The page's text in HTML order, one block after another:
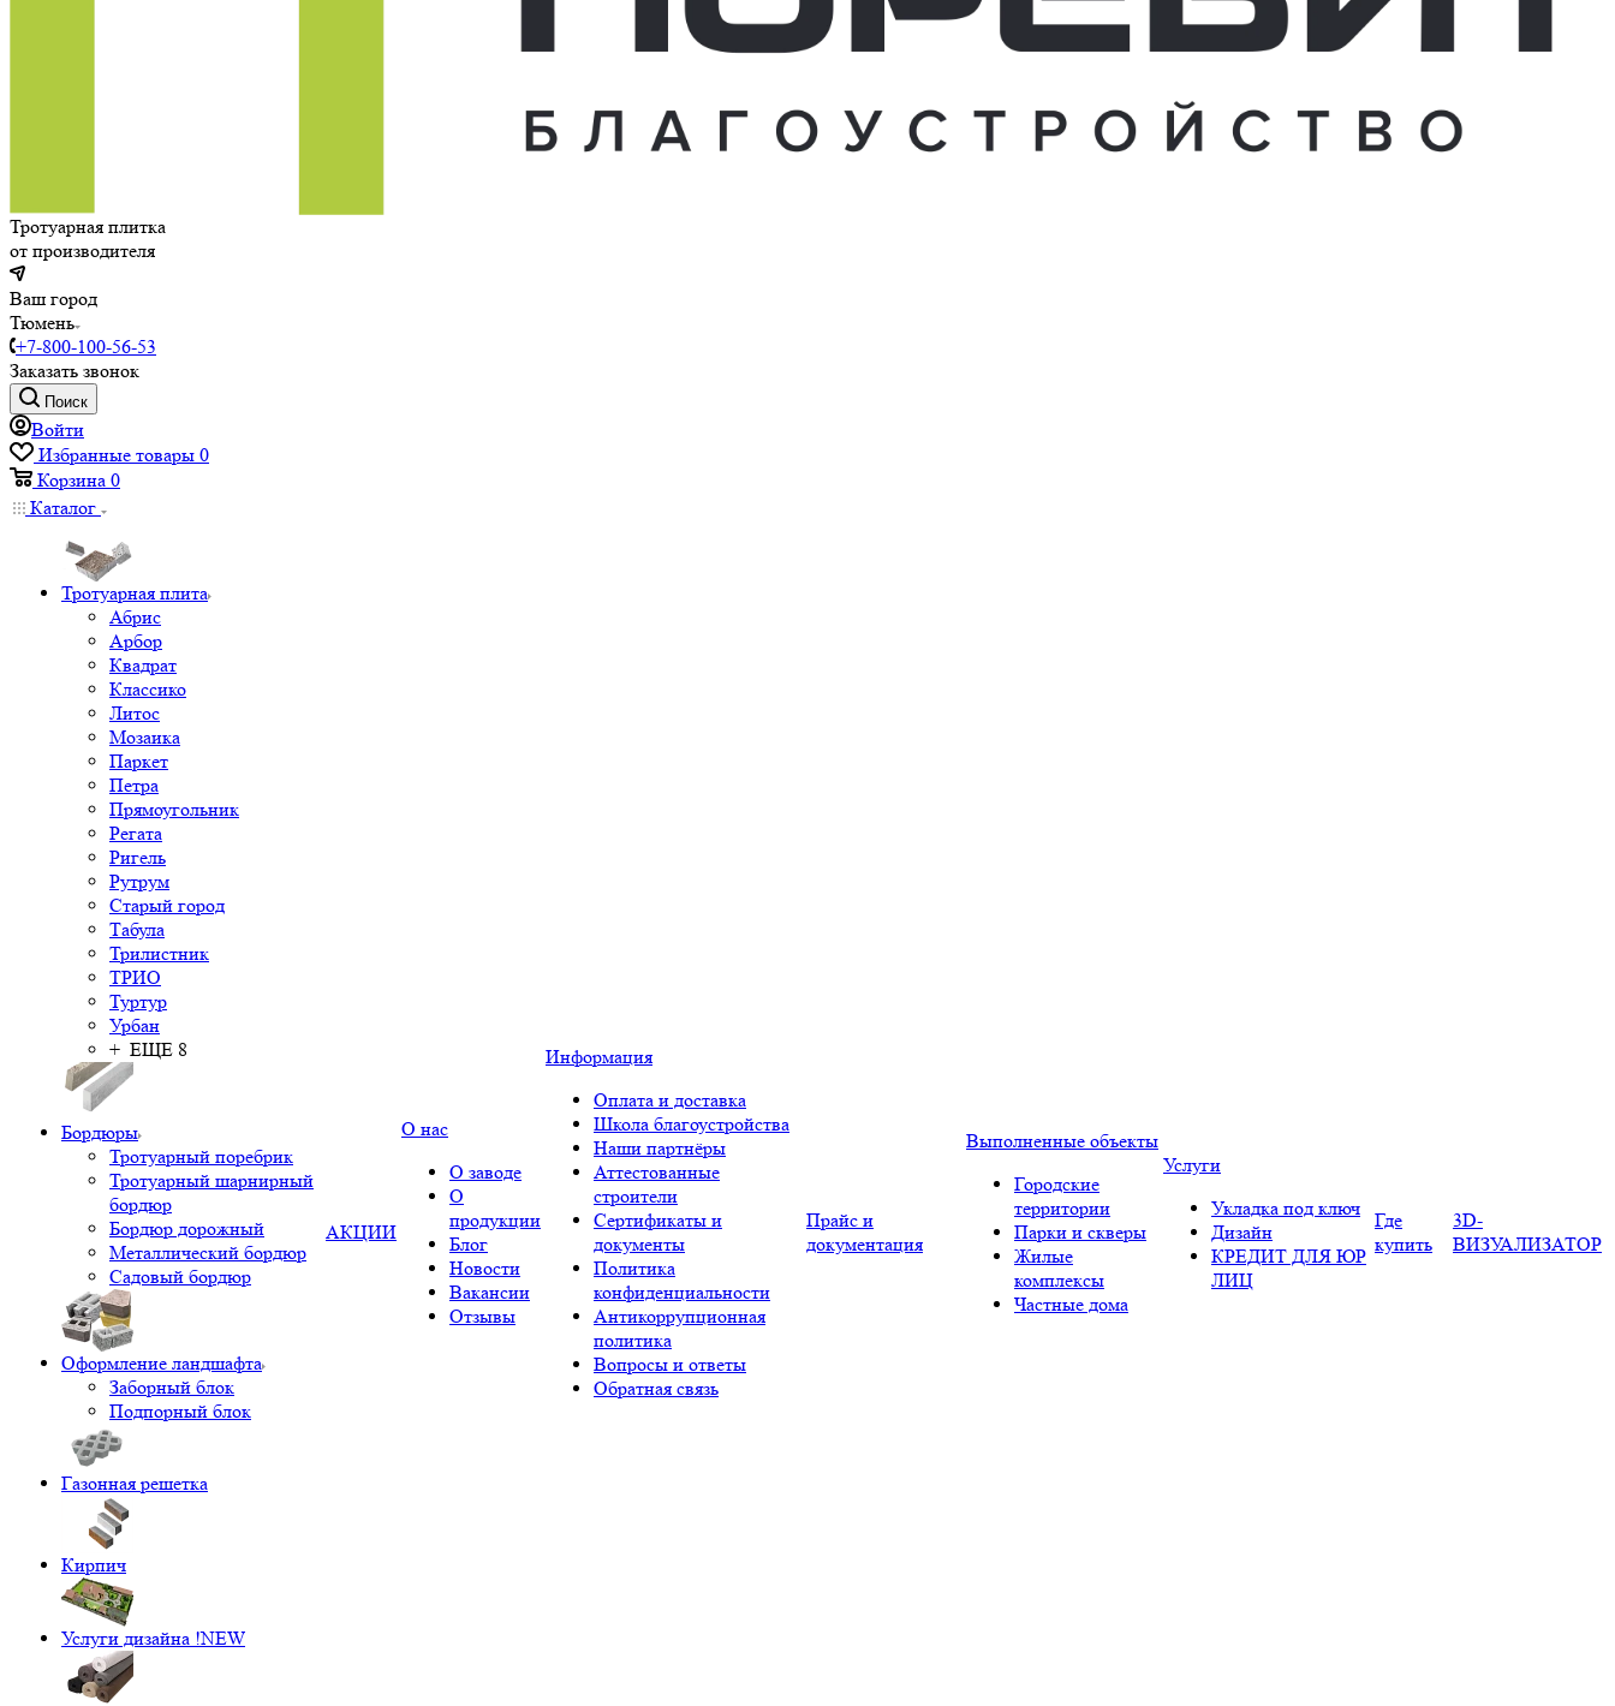
Тротуарная плитка
от производителя
Ваш город
Тюмень
+7-800-100-56-53
Заказать звонок
Поиск
Войти
Избранные товары 0
Корзина 0
Каталог
Тротуарная плита
Абрис
Арбор
Квадрат
Классико
Литос
Мозаика
Паркет
Петра
Прямоугольник
Регата
Ригель
Рутрум
Старый город
Табула
Трилистник
ТРИО
Туртур
Урбан
+ ЕЩЕ 8
Бордюры
Тротуарный поребрик
Тротуарный шарнирный
бордюр
Бордюр дорожный
Металлический бордюр
Садовый бордюр
Оформление ландшафта
Заборный блок
Подпорный блок
Газонная решетка
Кирпич
Услуги дизайна !NEW
АКЦИИ
О нас
О заводе
О
продукции
Блог
Новости
Вакансии
Отзывы
Информация
Оплата и доставка
Школа благоустройства
Наши партнёры
Аттестованные
строители
Сертификаты и
документы
Политика
конфиденциальности
Антикоррупционная
политика
Вопросы и ответы
Обратная связь
Прайс и
документация
Выполненные объекты
Городские
территории
Парки и скверы
Жилые
комплексы
Частные дома
Услуги
Укладка под ключ
Дизайн
КРЕДИТ ДЛЯ ЮР
ЛИЦ
Где
купить
3D-
ВИЗУАЛИЗАТОР